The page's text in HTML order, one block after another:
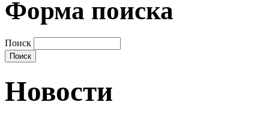
Форма поиска
Поиск
Новости